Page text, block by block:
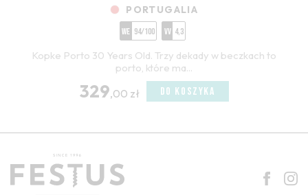
PORTUGALIA
WE 94/100 VV 4,3
Kopke Porto 30 Years Old. Trzy dekady w beczkach to
porto, które ma...
329,00 zł DO KOSZYKA